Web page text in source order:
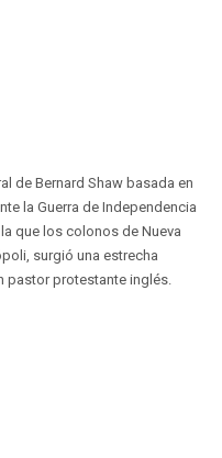
de Bernard Shaw basada en
la Guerra de Independencia
que los colonos de Nueva
surgió una estrecha
pastor protestante inglés.